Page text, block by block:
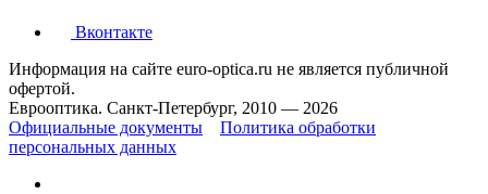
Вконтакте
Информация на сайте euro-optica.ru не является публичной
офертой.
Еврооптика. Санкт-Петербург, 2010 — 2026
Официальные документы
Политика обработки
персональных данных